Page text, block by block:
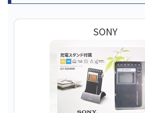
SONY